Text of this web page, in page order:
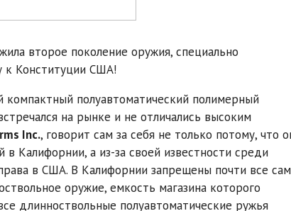
второе поколение оружия, специально
к Конституции США!
полуавтоматический полимерный
на рынке и не отличались высоким
Inc., говорит сам за себя не только потому, что
Калифорнии, а из-за своей известности среди
в США. В Калифорнии запрещены почти все
оружие, емкость магазина которого
длинноствольные полуавтоматические ружья